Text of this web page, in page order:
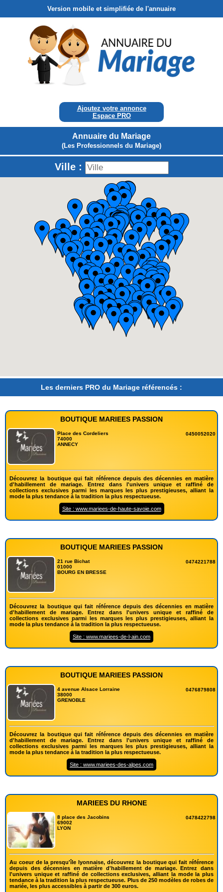
Version mobile et simplifiée de l'annuaire
Ajoutez votre annonce
Espace PRO
Annuaire du Mariage
(Les Professionnels du Mariage)
Ville :
Les derniers PRO du Mariage référencés :
BOUTIQUE MARIEES PASSION
Place des Cordeliers
74000
ANNECY
0450052020
Découvrez la boutique qui fait référence depuis des décennies en matière
d'habillement de mariage. Entrez dans l'univers unique et raffiné de
collections exclusives parmi les marques les plus prestigieuses, alliant la
mode la plus tendance à la tradition la plus respectueuse.
Site : www.mariees-de-haute-savoie.com
BOUTIQUE MARIEES PASSION
21 rue Bichat
01000
BOURG EN BRESSE
0474221788
Découvrez la boutique qui fait référence depuis des décennies en matière
d'habillement de mariage. Entrez dans l'univers unique et raffiné de
collections exclusives parmi les marques les plus prestigieuses, alliant la
mode la plus tendance à la tradition la plus respectueuse.
Site : www.mariees-de-l-ain.com
BOUTIQUE MARIEES PASSION
4 avenue Alsace Lorraine
38000
GRENOBLE
0476879808
Découvrez la boutique qui fait référence depuis des décennies en matière
d'habillement de mariage. Entrez dans l'univers unique et raffiné de
collections exclusives parmi les marques les plus prestigieuses, alliant la
mode la plus tendance à la tradition la plus respectueuse.
Site : www.mariees-des-alpes.com
MARIEES DU RHONE
8 place des Jacobins
69002
LYON
0478422798
Au coeur de la presqu'île lyonnaise, découvrez la boutique qui fait référence
depuis des décennies en matière d'habillement de mariage. Entrez dans
l'univers unique et raffiné de collections exclusives, alliant la mode la plus
tendance à la tradition la plus respectueuse. Plus de 250 modèles de robes de
mariée, les plus accessibles à partir de 300 euros.